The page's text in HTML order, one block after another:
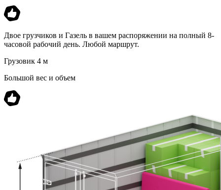
Двое грузчиков и Газель в вашем распоряжении на полный 8-
часовой рабочий день. Любой маршрут.
Грузовик 4 м
Большой вес и объем